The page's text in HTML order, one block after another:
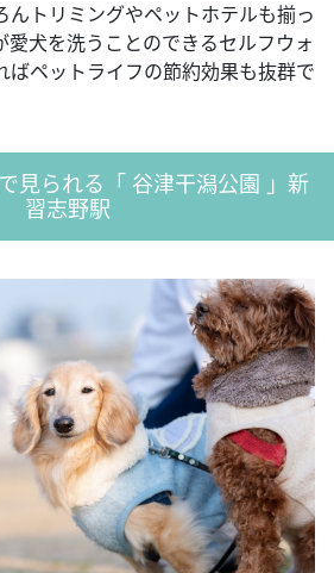
んトリミングやペットホテルも揃っ
愛犬を洗うことのできるセルフウォ
ばペットライフの節約効果も抜群で
見られる「 谷津干潟公園 」新
習志野駅